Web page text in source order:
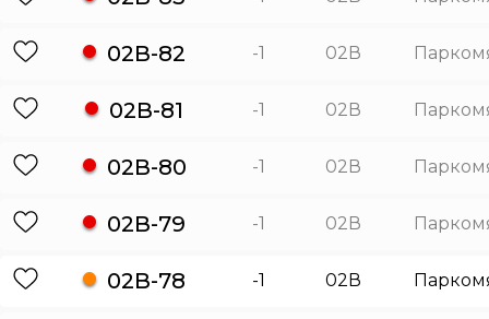
02В-82 -1 02В
02В-81 -1 02В
02В-80 -1 02В
02В-79 -1 02В
02В-78 -1 02В